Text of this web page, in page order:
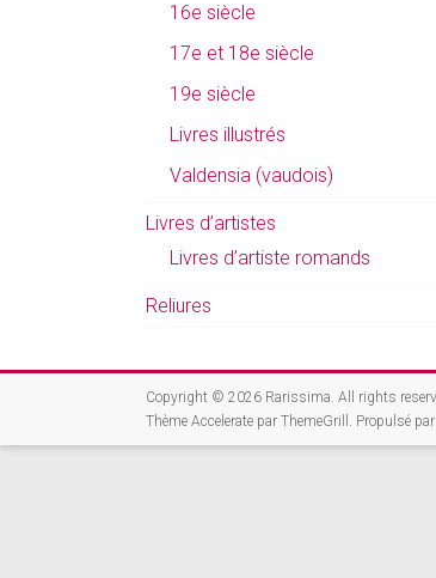
16e siècle
17e et 18e siècle
19e siècle
Livres illustrés
Valdensia (vaudois)
Livres d’artistes
Livres d’artiste romands
Reliures
Copyright © 2026 Rarissima. All rights
Thème Accelerate par ThemeGrill. Propulsé par